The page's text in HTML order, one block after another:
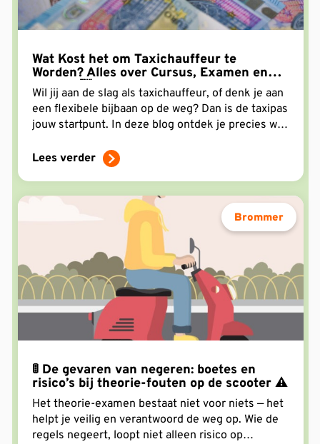
Wat Kost het om Taxichauffeur te
Worden? Alles over Cursus, Examen en
Meer 💸🚖
Wil jij aan de slag als taxichauffeur, of denk je aan
een flexibele bijbaan op de weg? Dan is de taxipas
jouw startpunt. In deze blog ontdek je precies wat
theoriecursus tot praktijkexamen. Zo weet je
Lees verder
Brommer
🚦 De gevaren van negeren: boetes en
risico’s bij theorie-fouten op de scooter ⚠️
Het theorie-examen bestaat niet voor niets — het
helpt je veilig en verantwoord de weg op. Wie de
regels negeert, loopt niet alleen risico op